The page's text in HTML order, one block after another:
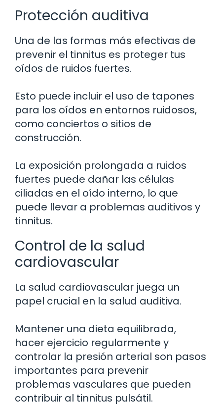
Protección auditiva
Una de las formas más efectivas de
prevenir el tinnitus es proteger tus
oídos de ruidos fuertes.
Esto puede incluir el uso de tapones
para los oídos en entornos ruidosos,
como conciertos o sitios de
construcción.
La exposición prolongada a ruidos
fuertes puede dañar las células
ciliadas en el oído interno, lo que
puede llevar a problemas auditivos y
tinnitus.
Control de la salud
cardiovascular
La salud cardiovascular juega un
papel crucial en la salud auditiva.
Mantener una dieta equilibrada,
hacer ejercicio regularmente y
controlar la presión arterial son pasos
importantes para prevenir
problemas vasculares que pueden
contribuir al tinnitus pulsátil.